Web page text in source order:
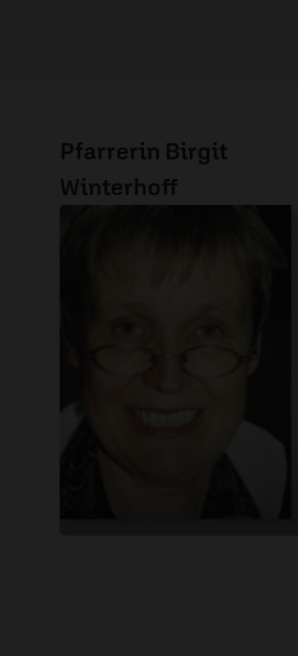
Pfarrerin Birgit
Winterhoff